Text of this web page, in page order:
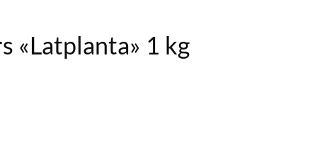
«Latplanta» 1 kg